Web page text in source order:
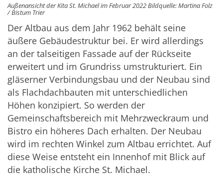
Außenansicht der Kita St. Michael im Februar 2022 Bildquelle: Martina Folz
/ Bistum Trier
Der Altbau aus dem Jahr 1962 behält seine
äußere Gebäudestruktur bei. Er wird allerdings
an der talseitigen Fassade auf der Rückseite
erweitert und im Grundriss umstrukturiert. Ein
gläserner Verbindungsbau und der Neubau sind
als Flachdachbauten mit unterschiedlichen
Höhen konzipiert. So werden der
Gemeinschaftsbereich mit Mehrzweckraum und
Bistro ein höheres Dach erhalten. Der Neubau
wird im rechten Winkel zum Altbau errichtet. Auf
diese Weise entsteht ein Innenhof mit Blick auf
die katholische Kirche St. Michael.